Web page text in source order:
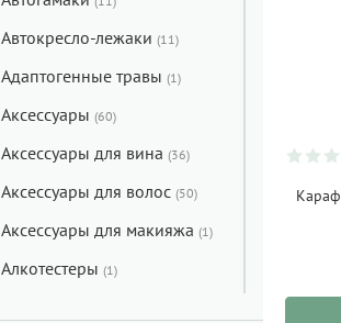
Автокресло-лежаки (11)
Адаптогенные травы (1)
Аксессуары (60)
Аксессуары для вина (36)
Аксессуары для волос (50)
Аксессуары для макияжа (1)
Алкотестеры (1)